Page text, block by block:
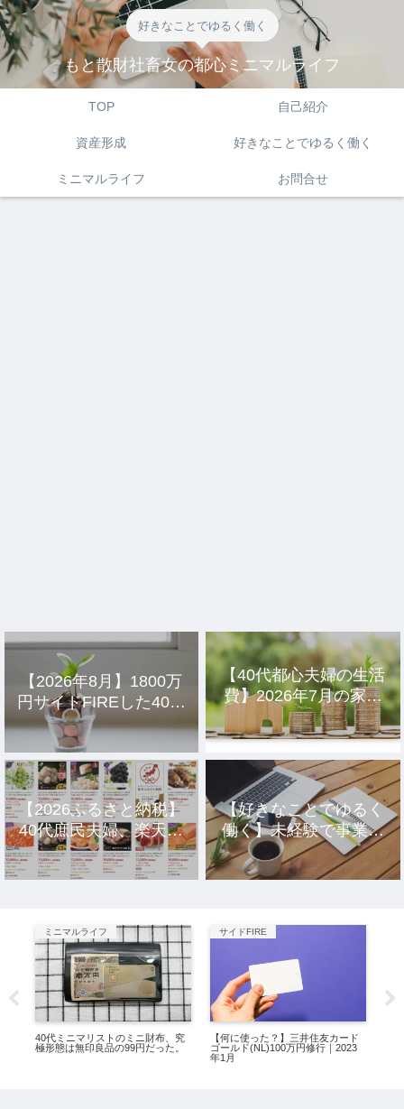
好きなことでゆるく働く
もと散財社畜女の都心ミニマルライフ
TOP 自己紹介
資産形成 好きなことでゆるく働く
ミニマルライフ お問合せ
【2026年8月】1800万
円サイドFIREした40代
主婦の投資結果公開
【40代都心夫婦の生活
費】2026年7月の家計
簿公開
【2026ふるさと納税】
40代庶民夫婦、楽天市
場のおすすめ返礼品10
選。
【好きなことでゆるく
働く】未経験で事業を
立ち上げ10年、元社畜
アラサー女の話。
ミニマルライフ
40代ミニマリストのミニ財布、究
極形態は無印良品の99円だった。
サイドFIRE
【何に使った？】三井住友カード
ゴールド(NL)100万円修行｜2023
年1月